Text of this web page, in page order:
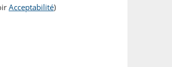
Acceptabilité)